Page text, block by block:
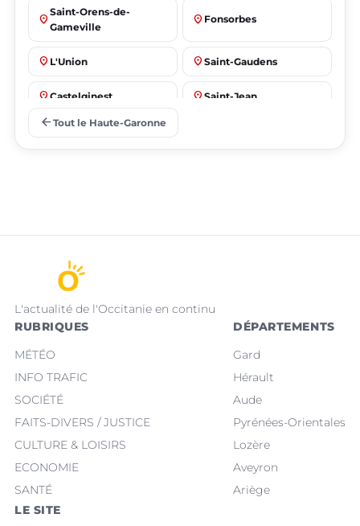
place
Saint-Orens-de-
Gameville
place Fonsorbes
place L'Union place Saint-Gaudens
place Castelginest place Saint-Jean
place Villeneuve-Tolosane
arrow_back Tout le Haute-Garonne
L'actualité de l'Occitanie en continu
RUBRIQUES
MÉTÉO
INFO TRAFIC
SOCIÉTÉ
FAITS-DIVERS / JUSTICE
CULTURE & LOISIRS
ECONOMIE
SANTÉ
DÉPARTEMENTS
Gard
Hérault
Aude
Pyrénées-Orientales
Lozère
Aveyron
Ariège
LE SITE